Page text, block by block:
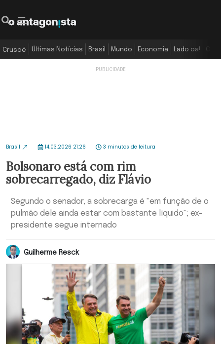
Crusoé Últimas Notícias Brasil Mundo Economia Lado oa!
Brasil 14.03.2026 21:26 3 minutos de leitura
Bolsonaro está com rim
sobrecarregado, diz Flávio
Segundo o senador, a sobrecarga é "em função de o
pulmão dele ainda estar com bastante líquido"; ex-
presidente segue internado
Guilherme Resck